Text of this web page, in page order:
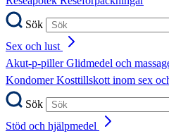
Sök
Sex och lust
Akut-p-pillerGlidmedel och
KondomerKosttillskott inom sex
Sök
Stöd och hjälpmedel